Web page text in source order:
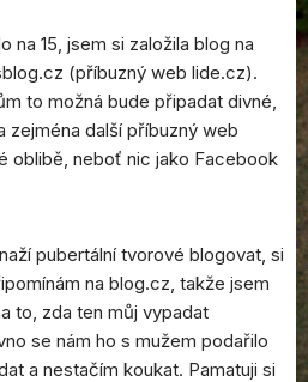
na 15, jsem si založila blog na
(příbuzný web lide.cz).
to možná bude připadat divné,
další příbuzný web
oblibě, neboť nic jako Facebook
pubertální tvorové blogovat, si
na blog.cz, takže jsem
to, zda ten můj vypadat
se nám ho s mužem podařilo
a nestačím koukat. Pamatuji si